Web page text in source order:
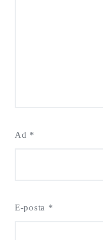
Ad *
E-posta *